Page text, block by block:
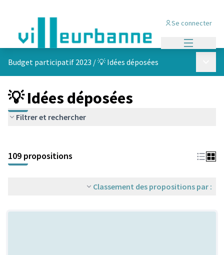
Se connecter
Budget participatif 2023 /💡 Idées déposées
💡 Idées déposées
Filtrer et rechercher
+
−
109 propositions
Classement des propositions par :